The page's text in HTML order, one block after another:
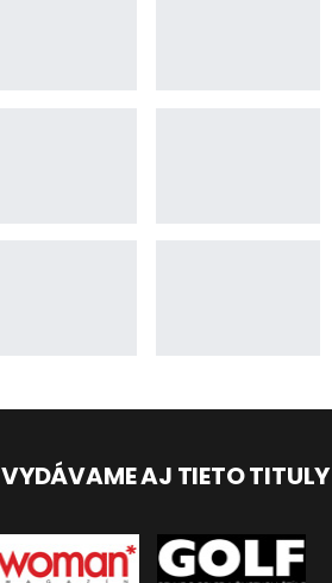
VYDÁVAME AJ TIETO TITULY